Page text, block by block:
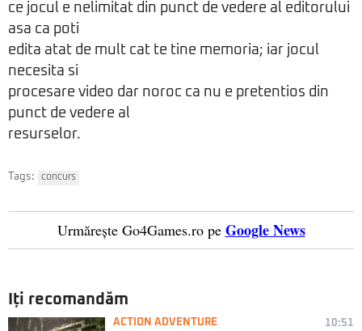
ce jocul e nelimitat din punct de vedere al editorului
asa ca poti
edita atat de mult cat te tine memoria; iar jocul
necesita si
procesare video dar noroc ca nu e pretentios din
punct de vedere al
resurselor.
Tags: concurs
Urmărește Go4Games.ro pe Google News
Iți recomandăm
ACTION ADVENTURE 10:51